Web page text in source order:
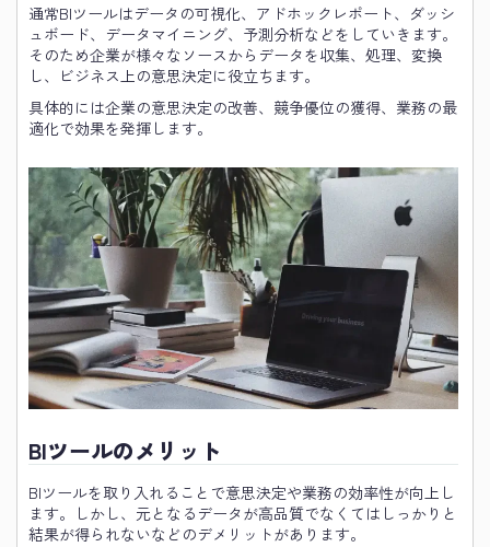
通常BIツールはデータの可視化、アドホックレポート、ダッシ
ュボード、データマイニング、予測分析などをしていきます。
そのため企業が様々なソースからデータを収集、処理、変換
し、ビジネス上の意思決定に役立ちます。
具体的には企業の意思決定の改善、競争優位の獲得、業務の最
適化で効果を発揮します。
BIツールのメリット
BIツールを取り入れることで意思決定や業務の効率性が向上し
ます。しかし、元となるデータが高品質でなくてはしっかりと
結果が得られないなどのデメリットがあります。